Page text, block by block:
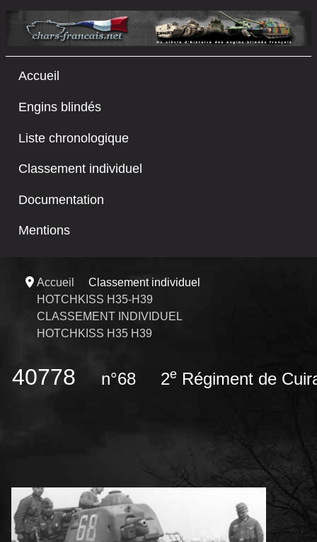
Accueil
Engins blindés
Liste chronologique
Classement individuel
Documentation
Mentions
Accueil
Classement individuel
HOTCHKISS H35-H39
CLASSEMENT INDIVIDUEL
HOTCHKISS H35 H39
40778 n°68 2e Régiment de